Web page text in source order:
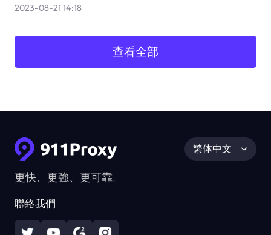
2023-08-21 14:18
查看全部
更快、更強、更可靠。
聯絡我們
繁体中文